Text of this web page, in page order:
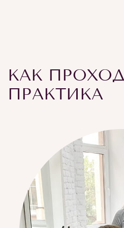
КАК
ПРАКТИКА